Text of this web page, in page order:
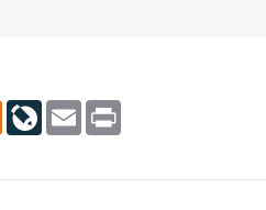
Odnoklassniki
LiveJournal
Email